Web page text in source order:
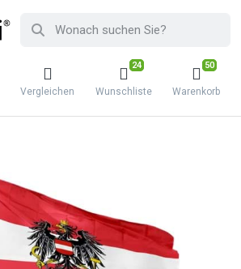
Vergleichen
24
Wunschliste
50
Warenkorb